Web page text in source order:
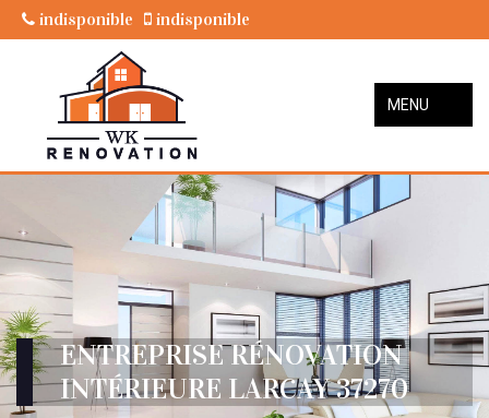
indisponible indisponible
MENU
ENTREPRISE RÉNOVATION
INTÉRIEURE LARCAY 37270